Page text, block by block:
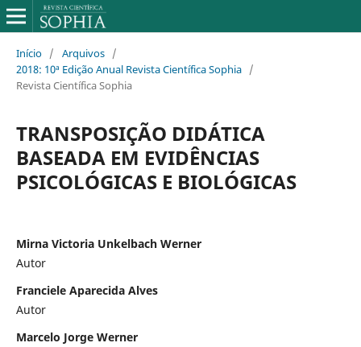
Início / Arquivos /
2018: 10ª Edição Anual Revista Científica Sophia /
Revista Científica Sophia
TRANSPOSIÇÃO DIDÁTICA
BASEADA EM EVIDÊNCIAS
PSICOLÓGICAS E BIOLÓGICAS
Mirna Victoria Unkelbach Werner
Autor
Franciele Aparecida Alves
Autor
Marcelo Jorge Werner